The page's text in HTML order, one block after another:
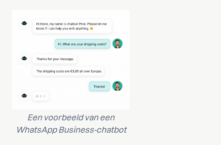
Een voorbeeld van een
WhatsApp Business-chatbot